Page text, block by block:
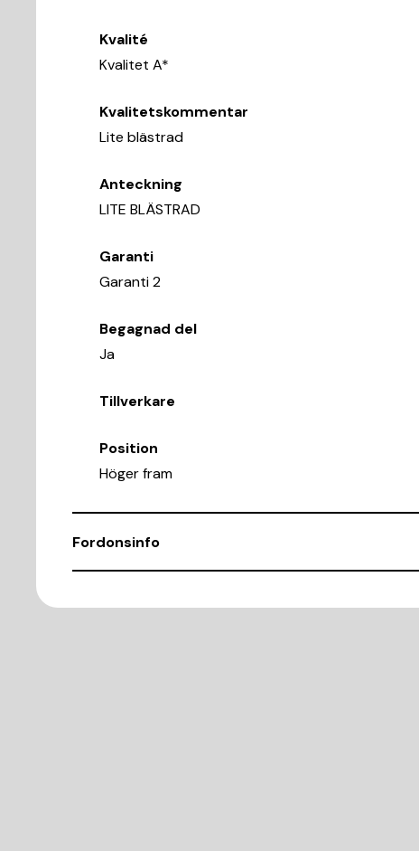
Kvalité
Kvalitet A*
Kvalitetskommentar
Lite blästrad
Anteckning
LITE BLÄSTRAD
Garanti
Garanti 2
Begagnad del
Ja
Tillverkare
Position
Höger fram
Fordonsinfo
VSSZZZ6KZYR041469